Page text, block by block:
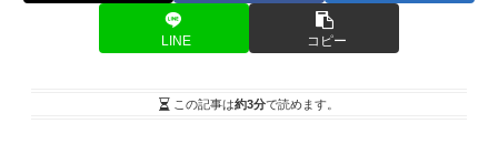
LINE コピー
この記事は約3分で読めます。